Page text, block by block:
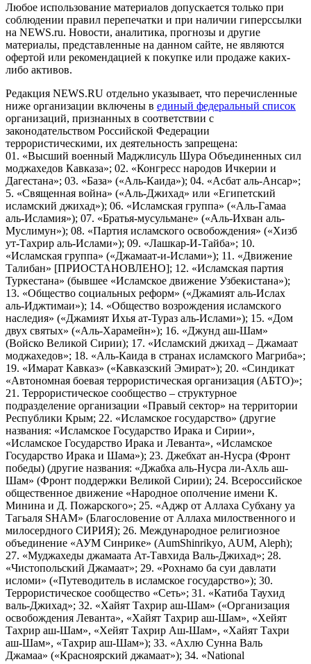
Любое использование материалов допускается только при
соблюдении правил перепечатки и при наличии гиперссылки
на NEWS.ru. Новости, аналитика, прогнозы и другие
материалы, представленные на данном сайте, не являются
офертой или рекомендацией к покупке или продаже каких-
либо активов.
Редакция NEWS.RU отдельно указывает, что перечисленные
ниже организации включены в единый федеральный список
организаций, признанных в соответствии с
законодательством Российской Федерации
террористическими, их деятельность запрещена:
01. «Высший военный Маджлисуль Шура Объединенных сил
моджахедов Кавказа»; 02. «Конгресс народов Ичкерии и
Дагестана»; 03. «База» («Аль-Каида»); 04. «Асбат аль-Ансар»;
5. «Священная война» («Аль-Джихад» или «Египетский
исламский джихад»); 06. «Исламская группа» («Аль-Гамаа
аль-Исламия»); 07. «Братья-мусульмане» («Аль-Ихван аль-
Муслимун»); 08. «Партия исламского освобождения» («Хизб
ут-Тахрир аль-Ислами»); 09. «Лашкар-И-Тайба»; 10.
«Исламская группа» («Джамаат-и-Ислами»); 11. «Движение
Талибан» [ПРИОСТАНОВЛЕНО]; 12. «Исламская партия
Туркестана» (бывшее «Исламское движение Узбекистана»);
13. «Общество социальных реформ» («Джамият аль-Ислах
аль-Иджтимаи»); 14. «Общество возрождения исламского
наследия» («Джамият Ихья ат-Тураз аль-Ислами»); 15. «Дом
двух святых» («Аль-Харамейн»); 16. «Джунд аш-Шам»
(Войско Великой Сирии); 17. «Исламский джихад – Джамаат
моджахедов»; 18. «Аль-Каида в странах исламского Магриба»;
19. «Имарат Кавказ» («Кавказский Эмират»); 20. «Синдикат
«Автономная боевая террористическая организация (АБТО)»;
21. Террористическое сообщество – структурное
подразделение организации «Правый сектор» на территории
Республики Крым; 22. «Исламское государство» (другие
названия: «Исламское Государство Ирака и Сирии»,
«Исламское Государство Ирака и Леванта», «Исламское
Государство Ирака и Шама»); 23. Джебхат ан-Нусра (Фронт
победы) (другие названия: «Джабха аль-Нусра ли-Ахль аш-
Шам» (Фронт поддержки Великой Сирии); 24. Всероссийское
общественное движение «Народное ополчение имени К.
Минина и Д. Пожарского»; 25. «Аджр от Аллаха Субхану уа
Тагьаля SHAM» (Благословение от Аллаха милоственного и
милосердного СИРИЯ); 26. Международное религиозное
объединение «АУМ Синрике» (AumShinrikyo, AUM, Aleph);
27. «Муджахеды джамаата Ат-Тавхида Валь-Джихад»; 28.
«Чистопольский Джамаат»; 29. «Рохнамо ба суи давлати
исломи» («Путеводитель в исламское государство»); 30.
Террористическое сообщество «Сеть»; 31. «Катиба Таухид
валь-Джихад»; 32. «Хайят Тахрир аш-Шам» («Организация
освобождения Леванта», «Хайят Тахрир аш-Шам», «Хейят
Тахрир аш-Шам», «Хейят Тахрир Аш-Шам», «Хайят Тахри
аш-Шам», «Тахрир аш-Шам»); 33. «Ахлю Сунна Валь
Джамаа» («Красноярский джамаат»); 34. «National